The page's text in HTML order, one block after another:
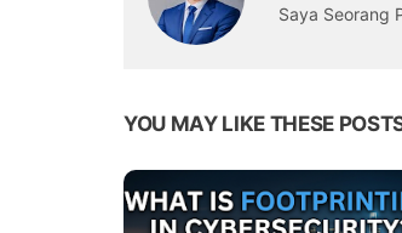
Saya Seorang
YOU MAY LIKE THESE